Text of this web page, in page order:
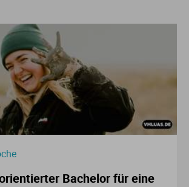
Bachelor für eine